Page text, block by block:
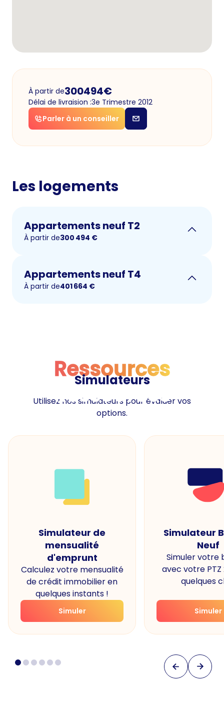
À partir de300494€
Délai de livraision :3e Trimestre 2012
Parler à un conseiller
Les logements
Appartements neuf T2
À partir de300 494 €
Appartements neuf T4
À partir de401 664 €
Ressources
Ressources
Simulateurs
Utilisez nos simulateurs pour évaluer vos
options.
Simulateur de
mensualité
d'emprunt
Calculez votre mensualité
de crédit immobilier en
quelques instants !
Simuler
Simulateur
Neuf
Simuler votre
avec votre PTZ
quelques
Simuler